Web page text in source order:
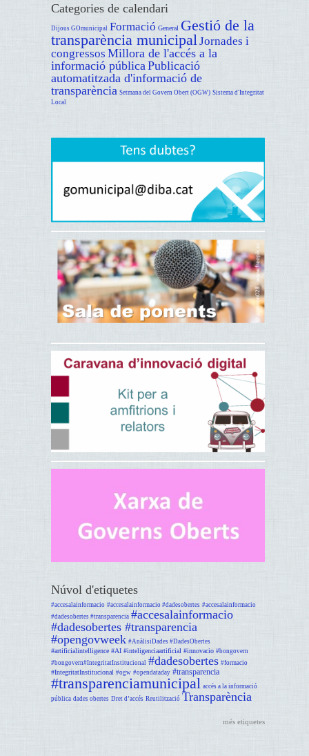
Categories de calendari
Dijous GOmunicipal Formació General Gestió de la
transparència municipal Jornades i
congressos Millora de l'accés a la
informació pública Publicació
automatitzada d'informació de
transparència Setmana del Govern Obert (OGW) Sistema d'Integritat
Local
Núvol d'etiquetes
#accesalainformacio #accesalainformacio #dadesobertes #accesalainformacio
#dadesobertes #transparencia #accesalainformacio
#dadesobertes #transparencia
#opengovweek #AnàlisiDades #DadesObertes
#artificialintelligence #AI #inteligenciaartificial #innovacio #bongovern
#bongovern#IntegritatInstitucional #dadesobertes #formacio
#IntegritatInstitucional #ogw #opendataday #transparencia
#transparenciamunicipal accés a la informació
pública dades obertes Dret d’accés Reutilització Transparència
més etiquetes